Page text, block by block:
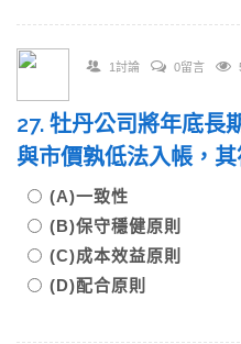
1討論 0留言
27. 牡丹公司將年底長
與市價孰低法入帳，
(A)一致性
(B)保守穩健原則
(C)成本效益原則
(D)配合原則